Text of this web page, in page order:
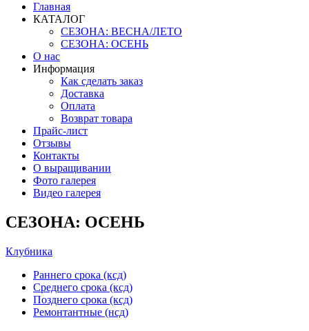
Главная
КАТАЛОГ
СЕЗОНА: ВЕСНА/ЛЕТО
СЕЗОНА: ОСЕНЬ
О нас
Информация
Как сделать заказ
Доставка
Оплата
Возврат товара
Прайс-лист
Отзывы
Контакты
О выращивании
Фото галерея
Видео галерея
СЕЗОНА: ОСЕНЬ
Клубника
Раннего срока (ксд)
Среднего срока (ксд)
Позднего срока (ксд)
Ремонтантные (нсд)